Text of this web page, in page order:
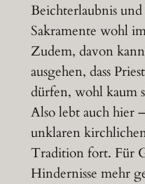
Beichterlaubnis
Sakramente wohl
Zudem, davon
ausgehen, dass
dürfen, wohl kaum
Also lebt auch hier
unklaren
Tradition fort. Für
Hindernisse mehr